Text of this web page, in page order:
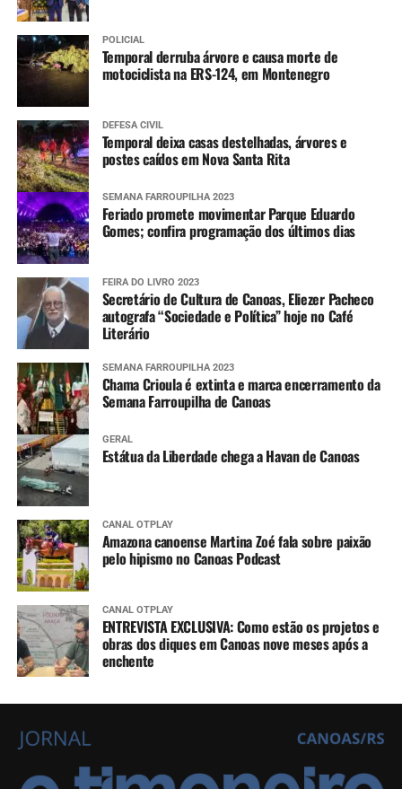
POLICIAL
Temporal derruba árvore e causa morte de
motociclista na ERS-124, em Montenegro
DEFESA CIVIL
Temporal deixa casas destelhadas, árvores e
postes caídos em Nova Santa Rita
SEMANA FARROUPILHA 2023
Feriado promete movimentar Parque Eduardo
Gomes; confira programação dos últimos dias
FEIRA DO LIVRO 2023
Secretário de Cultura de Canoas, Eliezer Pacheco
autografa “Sociedade e Política” hoje no Café
Literário
SEMANA FARROUPILHA 2023
Chama Crioula é extinta e marca encerramento da
Semana Farroupilha de Canoas
GERAL
Estátua da Liberdade chega a Havan de Canoas
CANAL OTPLAY
Amazona canoense Martina Zoé fala sobre paixão
pelo hipismo no Canoas Podcast
CANAL OTPLAY
ENTREVISTA EXCLUSIVA: Como estão os projetos e
obras dos diques em Canoas nove meses após a
enchente